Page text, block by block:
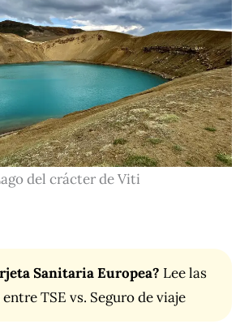
del crácter de Viti
Sanitaria Europea? Lee las
entre TSE vs. Seguro de viaje